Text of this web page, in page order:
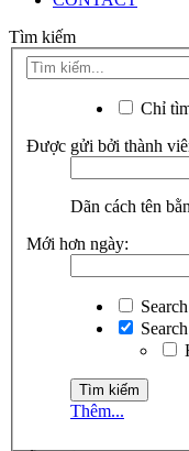
Tìm kiếm
Chỉ
Được gửi bởi thành
Dãn cách tên
Mới hơn ngày:
Thêm...